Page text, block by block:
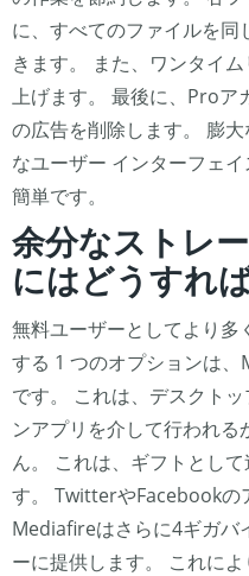
に、すべてのファイルを
きます。 また、ワンタイ
上げます。 最後に、Proア
の広告を削除します。 膨
なユーザー インターフェ
簡単です。
余分なストレ
にはどうすれ
無料ユーザーとしてより
する 1 つのオプションは
です。 これは、デスクト
ンアプリを介して行われ
ん。 これは、ギフトとし
す。 TwitterやFacebookの
Mediafireはさらに4ギガバ
ーに提供します。 これに